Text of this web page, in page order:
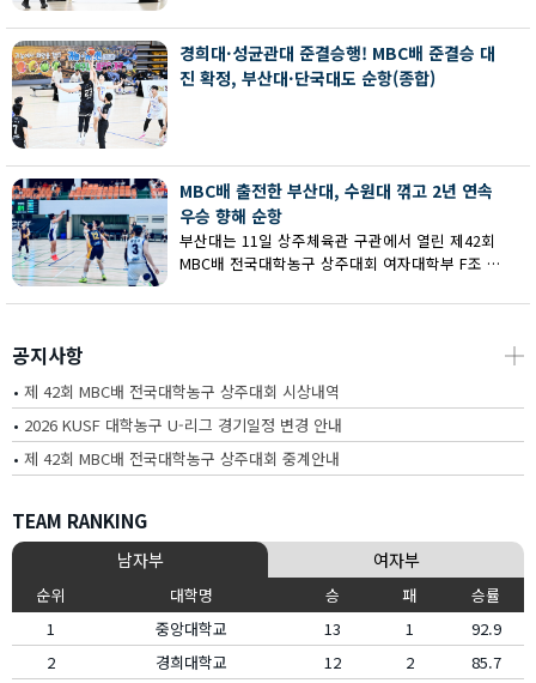
서 부산대에 73-67로 역전승했다.
경희대·성균관대 준결승행! MBC배 준결승 대
진 확정, 부산대·단국대도 순항(종합)
MBC배 출전한 부산대, 수원대 꺾고 2년 연속
우승 향해 순항
부산대는 11일 상주체육관 구관에서 열린 제42회
MBC배 전국대학농구 상주대회 여자대학부 F조 예
공지사항 ┼
• 제 42회 MBC배 전국대학농구 상주대회 시상내역
• 2026 KUSF 대학농구 U-리그 경기일정 변경 안내
• 제 42회 MBC배 전국대학농구 상주대회 중계안내
TEAM RANKING
남자부 여자부
순위 대학명 승 패
승률
1
중앙대학교 13 1
92.9
2
경희대학교 12 2
85.7